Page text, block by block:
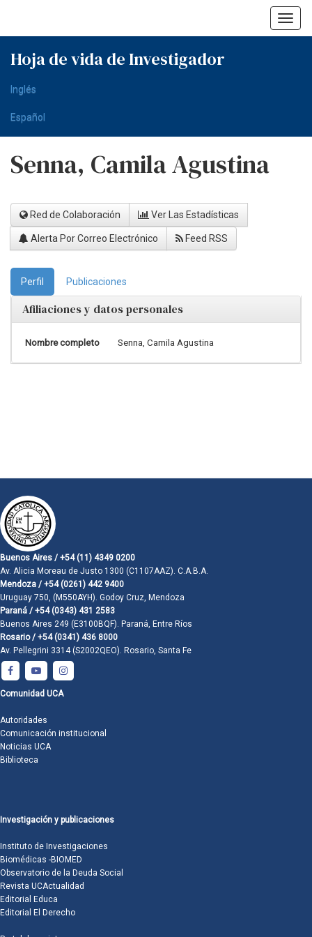
Hoja de vida de Investigador
Inglés
Español
Senna, Camila Agustina
Red de Colaboración Ver Las Estadísticas
Alerta Por Correo Electrónico Feed RSS
Perfil Publicaciones
Afiliaciones y datos personales
Nombre completo Senna, Camila Agustina
Buenos Aires / +54 (11) 4349 0200
Av. Alicia Moreau de Justo 1300 (C1107AAZ). C.A.B.A.
Mendoza / +54 (0261) 442 9400
Uruguay 750, (M550AYH). Godoy Cruz, Mendoza
Paraná / +54 (0343) 431 2583
Buenos Aires 249 (E3100BQF). Paraná, Entre Ríos
Rosario / +54 (0341) 436 8000
Av. Pellegrini 3314 (S2002QEO). Rosario, Santa Fe
Comunidad UCA
Autoridades
Comunicación institucional
Noticias UCA
Biblioteca
Investigación y publicaciones
Instituto de Investigaciones
Biomédicas -BIOMED
Observatorio de la Deuda Social
Revista UCActualidad
Editorial Educa
Editorial El Derecho